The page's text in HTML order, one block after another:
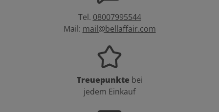
Tel. 08007995544
Mail: mail@bellaffair.com
Treuepunkte bei
jedem Einkauf